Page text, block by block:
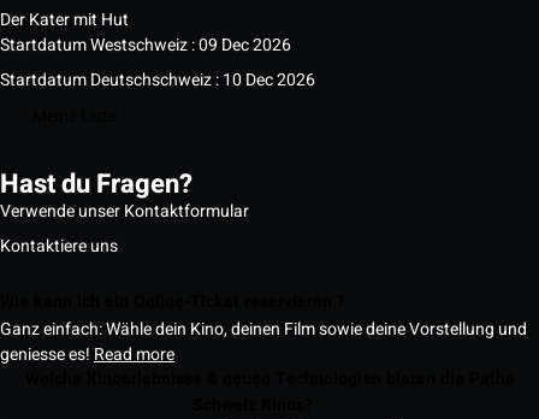
Der Kater mit Hut
Startdatum Westschweiz : 09 Dec 2026
Startdatum Deutschschweiz : 10 Dec 2026
Hast du Fragen?
Verwende unser Kontaktformular
Kontaktiere uns
Ganz einfach: Wähle dein Kino, deinen Film sowie deine Vorstellung und
geniesse es! Read more